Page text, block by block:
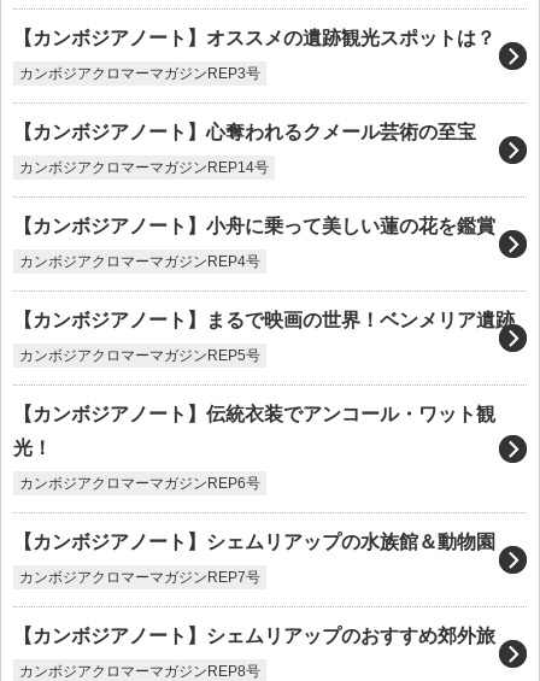
【カンボジアノート】オススメの遺跡観光スポットは？
カンボジアクロマーマガジンREP3号
【カンボジアノート】心奪われるクメール芸術の至宝
カンボジアクロマーマガジンREP14号
【カンボジアノート】小舟に乗って美しい蓮の花を鑑賞
カンボジアクロマーマガジンREP4号
【カンボジアノート】まるで映画の世界！ベンメリア遺跡
カンボジアクロマーマガジンREP5号
【カンボジアノート】伝統衣装でアンコール・ワット観
光！
カンボジアクロマーマガジンREP6号
【カンボジアノート】シェムリアップの水族館＆動物園
カンボジアクロマーマガジンREP7号
【カンボジアノート】シェムリアップのおすすめ郊外旅
カンボジアクロマーマガジンREP8号